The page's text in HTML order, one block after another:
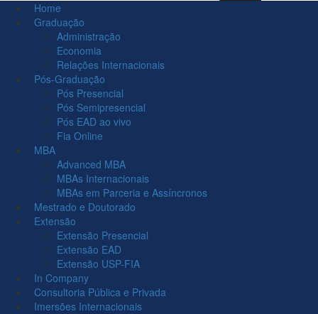
Home
Graduação
Administração
Economia
Relações Internacionais
Pós-Graduação
Pós Presencial
Pós Semipresencial
Pós EAD ao vivo
Fia Online
MBA
Advanced MBA
MBAs Internacionais
MBAs em Parceria e Assíncronos
Mestrado e Doutorado
Extensão
Extensão Presencial
Extensão EAD
Extensão USP-FIA
In Company
Consultoria Pública e Privada
Imersões Internacionais